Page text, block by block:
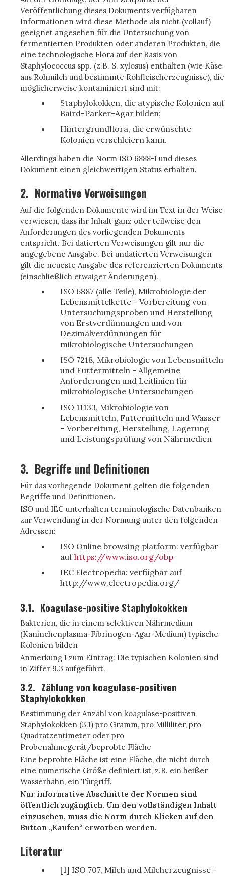
Veröffentlichung dieses Dokuments verfügbaren
Informationen wird diese Methode als nicht (vollauf)
geeignet angesehen für die Untersuchung von
fermentierten Produkten oder anderen Produkten, die
eine technologische Flora auf der Basis von
Staphylococcus spp. (z.B. S. xylosus) enthalten (wie Käse
aus Rohmilch und bestimmte Rohfleischerzeugnisse), die
möglicherweise kontaminiert sind mit:
Staphylokokken, die atypische Kolonien auf
Baird-Parker-Agar bilden;
Hintergrundflora, die erwünschte
Kolonien verschleiern kann.
Allerdings haben die Norm ISO 6888-1 und dieses
Dokument einen gleichwertigen Status erhalten.
2. Normative Verweisungen
Auf die folgenden Dokumente wird im Text in der Weise
verwiesen, dass ihr Inhalt ganz oder teilweise den
Anforderungen des vorliegenden Dokuments
entspricht. Bei datierten Verweisungen gilt nur die
angegebene Ausgabe. Bei undatierten Verweisungen
gilt die neueste Ausgabe des referenzierten Dokuments
(einschließlich etwaiger Änderungen).
ISO 6887 (alle Teile), Mikrobiologie der
Lebensmittelkette - Vorbereitung von
Untersuchungsproben und Herstellung
von Erstverdünnungen und von
Dezimalverdünnungen für
mikrobiologische Untersuchungen
ISO 7218, Mikrobiologie von Lebensmitteln
und Futtermitteln - Allgemeine
Anforderungen und Leitlinien für
mikrobiologische Untersuchungen
ISO 11133, Mikrobiologie von
Lebensmitteln, Futtermitteln und Wasser
– Vorbereitung, Herstellung, Lagerung
und Leistungsprüfung von Nährmedien
3. Begriffe und Definitionen
Für das vorliegende Dokument gelten die folgenden
Begriffe und Definitionen.
ISO und IEC unterhalten terminologische Datenbanken
zur Verwendung in der Normung unter den folgenden
Adressen:
ISO Online browsing platform: verfügbar
aufhttps://www.iso.org/obp
IEC Electropedia: verfügbar auf
http://www.electropedia.org/
3.1. Koagulase-positive Staphylokokken
Bakterien, die in einem selektiven Nährmedium
(Kaninchenplasma-Fibrinogen-Agar-Medium) typische
Kolonien bilden
Anmerkung 1 zum Eintrag: Die typischen Kolonien sind
in Ziffer 9.3 aufgeführt.
3.2. Zählung von koagulase-positiven
Staphylokokken
Bestimmung der Anzahl von koagulase-positiven
Staphylokokken (3.1) pro Gramm, pro Milliliter, pro
Quadratzentimeter oder pro
Probenahmegerät/beprobte Fläche
Eine beprobte Fläche ist eine Fläche, die nicht durch
eine numerische Größe definiert ist, z.B. ein heißer
Wasserhahn, ein Türgriff.
Nur informative Abschnitte der Normen sind
öffentlich zugänglich. Um den vollständigen Inhalt
einzusehen, muss die Norm durch Klicken auf den
Button „Kaufen“ erworben werden.
Literatur
[1] ISO 707, Milch und Milcherzeugnisse -